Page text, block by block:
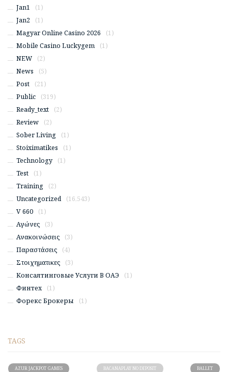
Jan1
(1)
Jan2
(1)
Magyar Online Casino 2026
(1)
Mobile Casino Luckygem
(1)
NEW
(2)
News
(5)
Post
(21)
Public
(319)
Ready_text
(2)
Review
(2)
Sober Living
(1)
Stoiximatikes
(1)
Technology
(1)
Test
(1)
Training
(2)
Uncategorized
(16,543)
V 660
(1)
Αγώνες
(3)
Ανακοινώσεις
(3)
Παραστάσεις
(4)
Στοιχηματικες
(3)
Консалтинговые Услуги В ОАЭ
(1)
Финтех
(1)
Форекс Брокеры
(1)
TAGS
AZUR JACKPOT GAMES BACANAPLAY NO DEPOSIT BALLET